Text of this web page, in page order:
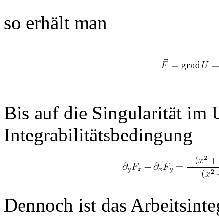
so erhält man
Bis auf die Singularität im
Integrabilitätsbedingung
Dennoch ist das